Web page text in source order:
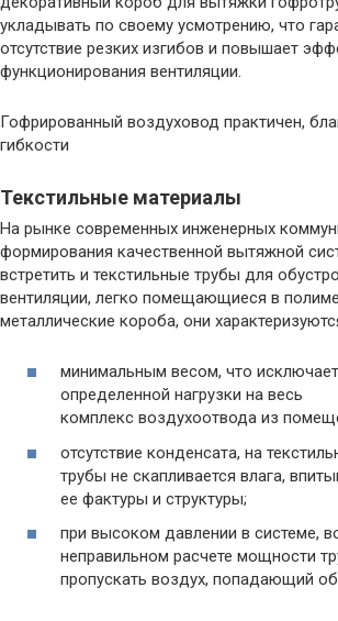
укладывать по своему усмотрению, что
отсутствие резких изгибов и повышает
функционирования вентиляции.
Гофрированный воздуховод практичен,
гибкости
Текстильные материалы
На рынке современных инженерных
формирования качественной вытяжной
встретить и текстильные трубы для
вентиляции, легко помещающиеся в
металлические короба, они
минимальным весом, что
определенной нагрузки на весь
комплекс воздухоотвода из
отсутствие конденсата, на
трубы не скапливается влага,
ее фактуры и структуры;
при высоком давлении в системе,
неправильном расчете мощности
пропускать воздух, попадающий